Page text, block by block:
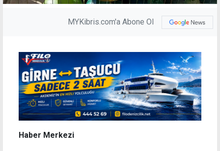
MYKibris.com'a Abone Ol
Haber Merkezi